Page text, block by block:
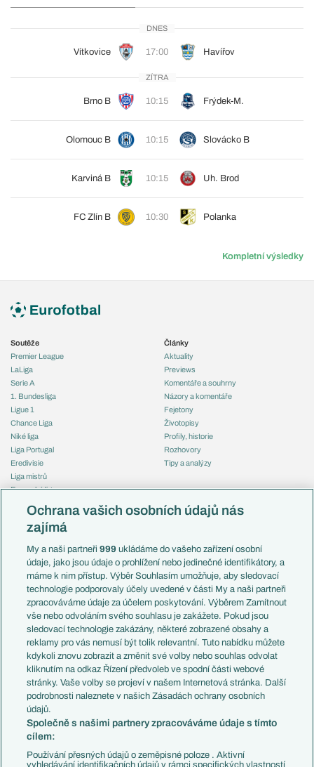
DNES
Vítkovice 17:00 Havířov
ZÍTRA
Brno B 10:15 Frýdek-M.
Olomouc B 10:15 Slovácko B
Karviná B 10:15 Uh. Brod
FC Zlín B 10:30 Polanka
Kompletní výsledky
Soutěže
Premier League
LaLiga
Serie A
1. Bundesliga
Ligue 1
Chance Liga
Niké liga
Liga Portugal
Eredivisie
Liga mistrů
Evropská liga
Mistrovství světa
Liga národů
Témata
Představení týmů MS
EuroSkauting
PL v kostce
Evropské koeficienty
Přestupy
Přestupové spekulace
Zranění
Kluby
Arsenal FC
Chelsea FC
Manchester United
AC Milán
Juventus FC
Bayern Mnichov
Články
Aktuality
Previews
Komentáře a souhrny
Názory a komentáře
Fejetony
Životopisy
Profily, historie
Rozhovory
Tipy a analýzy
Česko
Francie
Itálie
Německo
Španělsko
Argentina
Brazílie
Přestupy
Zápasy
Livescore
Tipovací soutěž
Ochrana vašich osobních údajů nás
zajímá
My a naši partneři999 ukládáme do vašeho zařízení osobní
údaje, jako jsou údaje o prohlížení nebo jedinečné identifikátory, a
máme k nim přístup. Výběr Souhlasím umožňuje, aby sledovací
technologie podporovaly účely uvedené v části My a naši partneři
zpracováváme údaje za účelem poskytování. Výběrem Zamítnout
vše nebo odvoláním svého souhlasu je zakážete. Pokud jsou
sledovací technologie zakázány, některé zobrazené obsahy a
reklamy pro vás nemusí být tolik relevantní. Tuto nabídku můžete
kdykoli znovu zobrazit a změnit své volby nebo souhlas odvolat
kliknutím na odkaz Řízení předvoleb ve spodní části webové
stránky. Vaše volby se projeví v našem Internetová stránka. Další
podrobnosti naleznete v našich Zásadách ochrany osobních
údajů.
Společně s našimi partnery zpracováváme údaje s tímto
cílem:
Používání přesných údajů o zeměpisné poloze . Aktivní
vyhledávání identifikačních údajů v rámci specifických vlastností